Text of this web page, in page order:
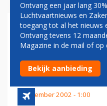
EERSTE
EXTENDED
FRANCE
9 november 2002 - 1:00
Ontvang een jaar lang
Luchtvaartnieuws en
toegang tot al het nieuws
Ontvang tevens 12
Magazine in de mail of op
Bekijk aanbieding